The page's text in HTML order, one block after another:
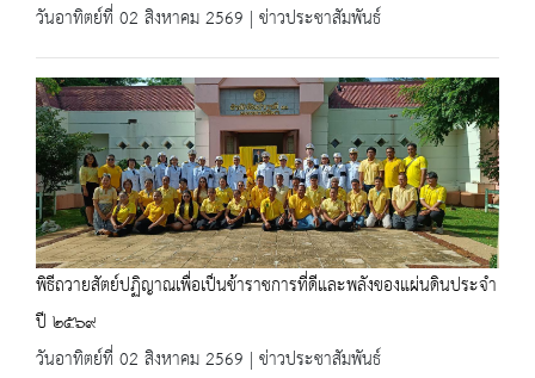
วันอาทิตย์ที่ 02 สิงหาคม 2569 | ข่าวประชาสัมพันธ์
พิธีถวายสัตย์ปฏิญาณเพื่อเป็นข้าราชการที่ดีและพลังของแผ่นดินประจำ
ปี ๒๕๖๙
วันอาทิตย์ที่ 02 สิงหาคม 2569 | ข่าวประชาสัมพันธ์